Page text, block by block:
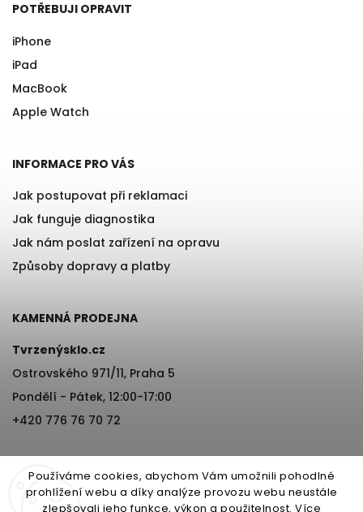
Používáme cookies, abychom Vám umožnili pohodlné
prohlížení webu a díky analýze provozu webu neustále
zlepšovali jeho funkce, výkon a použitelnost. Více
POTŘEBUJI OPRAVIT
iPhone
iPad
MacBook
Apple Watch
INFORMACE PRO VÁS
Jak postupovat při reklamaci
Jak funguje diagnostika
Jak nám poslat zařízení na opravu
Způsoby dopravy a platby
KAMENNÁ PRODEJNA
Tvrzenýsklo.cz
Ostrovského 971/11, Praha 5
Pondělí - Pátek, 12:00-17:00
+420 776 76 70 72